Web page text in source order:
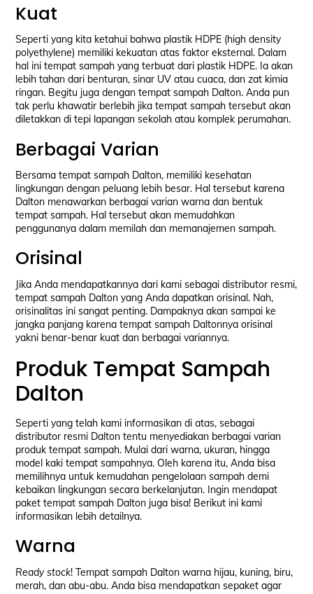
Kuat
Seperti yang kita ketahui bahwa plastik HDPE (high density
polyethylene) memiliki kekuatan atas faktor eksternal. Dalam
hal ini tempat sampah yang terbuat dari plastik HDPE. Ia akan
lebih tahan dari benturan, sinar UV atau cuaca, dan zat kimia
ringan. Begitu juga dengan tempat sampah Dalton. Anda pun
tak perlu khawatir berlebih jika tempat sampah tersebut akan
diletakkan di tepi lapangan sekolah atau komplek perumahan.
Berbagai Varian
Bersama tempat sampah Dalton, memiliki kesehatan
lingkungan dengan peluang lebih besar. Hal tersebut karena
Dalton menawarkan berbagai varian warna dan bentuk
tempat sampah. Hal tersebut akan memudahkan
penggunanya dalam memilah dan memanajemen sampah.
Orisinal
Jika Anda mendapatkannya dari kami sebagai distributor resmi,
tempat sampah Dalton yang Anda dapatkan orisinal. Nah,
orisinalitas ini sangat penting. Dampaknya akan sampai ke
jangka panjang karena tempat sampah Daltonnya orisinal
yakni benar-benar kuat dan berbagai variannya.
Produk Tempat Sampah
Dalton
Seperti yang telah kami informasikan di atas, sebagai
distributor resmi Dalton tentu menyediakan berbagai varian
produk tempat sampah. Mulai dari warna, ukuran, hingga
model kaki tempat sampahnya. Oleh karena itu, Anda bisa
memilihnya untuk kemudahan pengelolaan sampah demi
kebaikan lingkungan secara berkelanjutan. Ingin mendapat
paket tempat sampah Dalton juga bisa! Berikut ini kami
informasikan lebih detailnya.
Warna
Ready stock! Tempat sampah Dalton warna hijau, kuning, biru,
merah, dan abu-abu. Anda bisa mendapatkan sepaket agar